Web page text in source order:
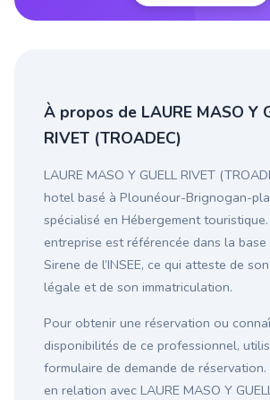
À propos de LAURE MASO Y
RIVET (TROADEC)
LAURE MASO Y GUELL RIVET
hotel basé à Plounéour-Brignogan-
spécialisé en Hébergement
entreprise est référencée dans la
Sirene de l’INSEE, ce qui atteste de
légale et de son immatriculation.
Pour obtenir une réservation ou
disponibilités de ce professionnel,
formulaire de demande de réservation.
en relation avec LAURE MASO Y